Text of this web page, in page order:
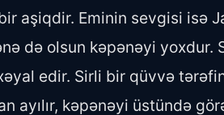
aşiqdir. Eminin sevgisi isə
də olsun kəpənəyi
edir. Sirli bir qüvvə
ayılır, kəpənəyi üstündə